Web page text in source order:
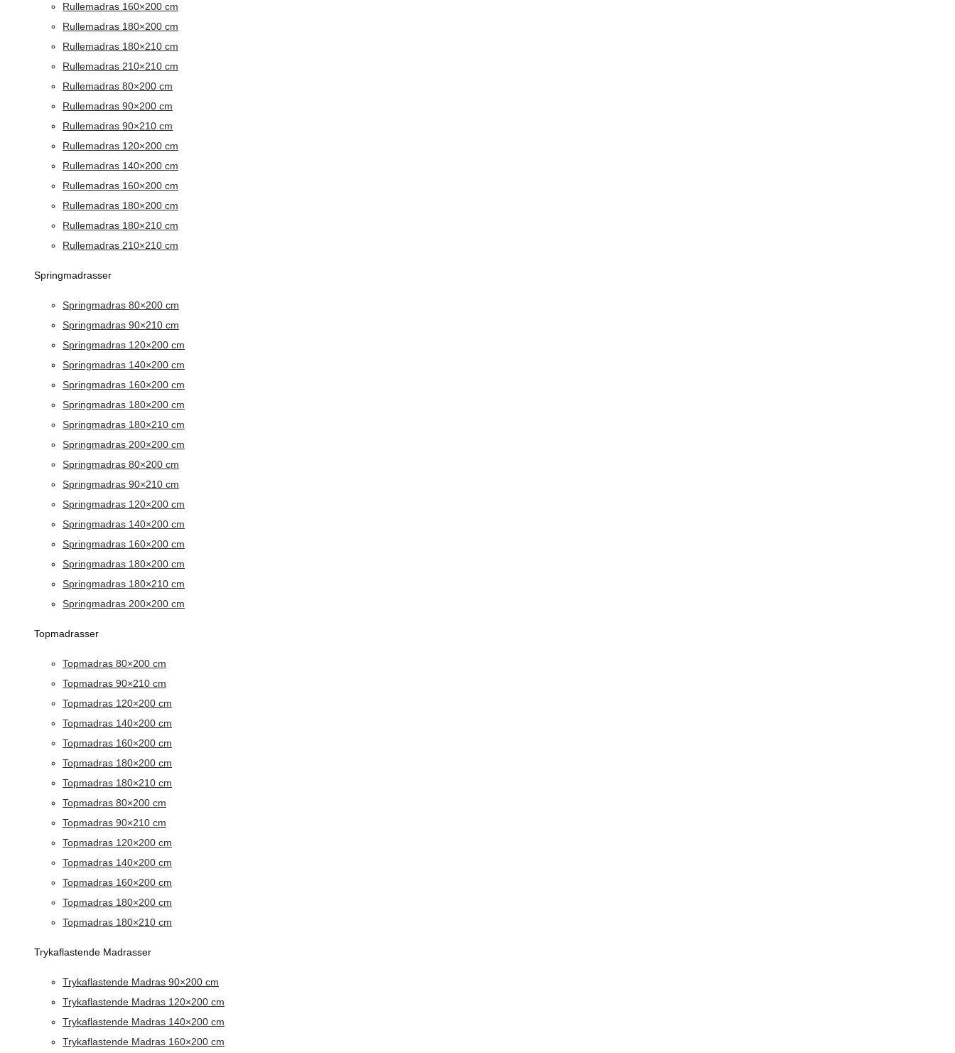
Rullemadras 160×200 cm
Rullemadras 180×200 cm
Rullemadras 180×210 cm
Rullemadras 210×210 cm
Rullemadras 80×200 cm
Rullemadras 90×200 cm
Rullemadras 90×210 cm
Rullemadras 120×200 cm
Rullemadras 140×200 cm
Rullemadras 160×200 cm
Rullemadras 180×200 cm
Rullemadras 180×210 cm
Rullemadras 210×210 cm
Springmadrasser
Springmadras 80×200 cm
Springmadras 90×210 cm
Springmadras 120×200 cm
Springmadras 140×200 cm
Springmadras 160×200 cm
Springmadras 180×200 cm
Springmadras 180×210 cm
Springmadras 200×200 cm
Springmadras 80×200 cm
Springmadras 90×210 cm
Springmadras 120×200 cm
Springmadras 140×200 cm
Springmadras 160×200 cm
Springmadras 180×200 cm
Springmadras 180×210 cm
Springmadras 200×200 cm
Topmadrasser
Topmadras 80×200 cm
Topmadras 90×210 cm
Topmadras 120×200 cm
Topmadras 140×200 cm
Topmadras 160×200 cm
Topmadras 180×200 cm
Topmadras 180×210 cm
Topmadras 80×200 cm
Topmadras 90×210 cm
Topmadras 120×200 cm
Topmadras 140×200 cm
Topmadras 160×200 cm
Topmadras 180×200 cm
Topmadras 180×210 cm
Trykaflastende Madrasser
Trykaflastende Madras 90×200 cm
Trykaflastende Madras 120×200 cm
Trykaflastende Madras 140×200 cm
Trykaflastende Madras 160×200 cm